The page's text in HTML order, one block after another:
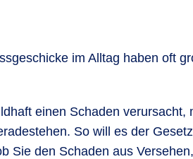
im Alltag haben oft
einen Schaden verursacht,
So will es der
Sie den Schaden aus